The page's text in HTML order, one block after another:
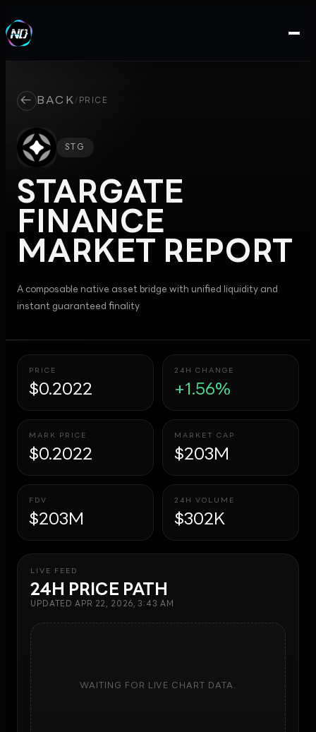
← BACK / PRICE
STG
STARGATE
FINANCE
MARKET REPORT
A composable native asset bridge with unified liquidity and
instant guaranteed finality
PRICE
$0.2022
24H CHANGE
+1.56%
MARK PRICE
$0.2022
MARKET CAP
$203M
FDV
$203M
24H VOLUME
$302K
LIVE FEED
24H PRICE PATH
UPDATEDAPR 22, 2026, 3:43 AM
WAITING FOR LIVE CHART DATA.